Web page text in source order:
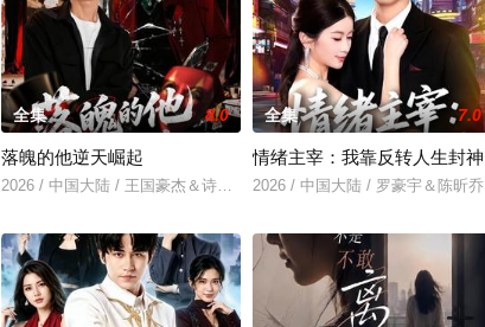
全集 8.0
落魄的他逆天崛起
2026 / 中国大陆 / 王国豪杰＆诗语＆梁辰羽
全集 7.0
情绪主宰：我靠反转人生封神
2026 / 中国大陆 / 罗豪宇＆陈昕乔